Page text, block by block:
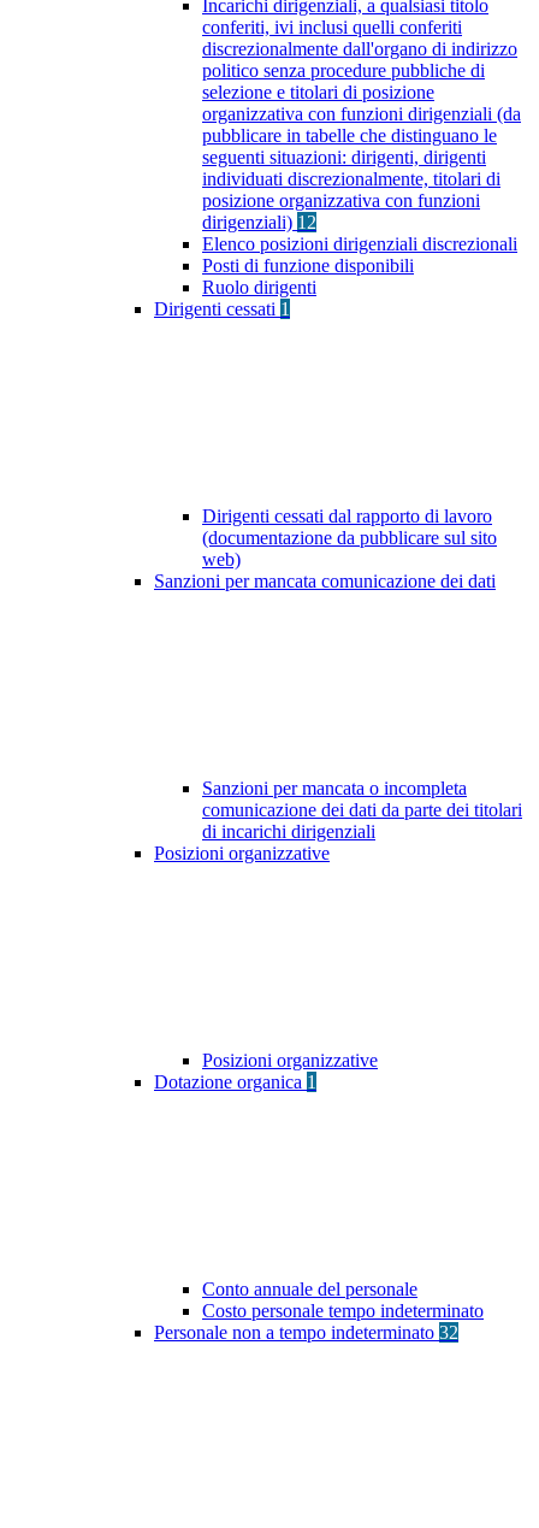
Incarichi dirigenziali, a qualsiasi titolo
conferiti, ivi inclusi quelli conferiti
discrezionalmente dall'organo di indirizzo
politico senza procedure pubbliche di
selezione e titolari di posizione
organizzativa con funzioni dirigenziali (da
pubblicare in tabelle che distinguano le
seguenti situazioni: dirigenti, dirigenti
individuati discrezionalmente, titolari di
posizione organizzativa con funzioni
dirigenziali) 12
Elenco posizioni dirigenziali discrezionali
Posti di funzione disponibili
Ruolo dirigenti
Dirigenti cessati 1
Dirigenti cessati dal rapporto di lavoro
(documentazione da pubblicare sul sito
web)
Sanzioni per mancata comunicazione dei dati
Sanzioni per mancata o incompleta
comunicazione dei dati da parte dei titolari
di incarichi dirigenziali
Posizioni organizzative
Posizioni organizzative
Dotazione organica 1
Conto annuale del personale
Costo personale tempo indeterminato
Personale non a tempo indeterminato 32